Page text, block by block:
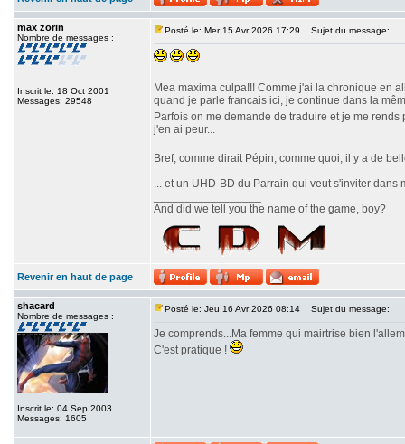
max zorin
Nombre de messages :
Inscrit le: 18 Oct 2001
Messages: 29548
Posté le: Mer 15 Avr 2026 17:29 Sujet du message:
Mea maxima culpa!!! Comme j'ai la chronique en
quand je parle francais ici, je continue dans la
Parfois on me demande de traduire et je me
j'en ai peur...
Bref, comme dirait Pépin, comme quoi, il y a de
... et un UHD-BD du Parrain qui veut s'inviter dans
And did we tell you the name of the game, boy?
Revenir en haut de page
shacard
Nombre de messages :
Inscrit le: 04 Sep 2003
Messages: 1605
Posté le: Jeu 16 Avr 2026 08:14 Sujet du message:
Je comprends...Ma femme qui mairtrise bien
C'est pratique !